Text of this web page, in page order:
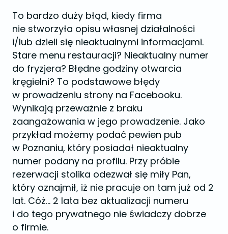
To bardzo duży błąd, kiedy firma
nie stworzyła opisu własnej działalności
i/lub dzieli się nieaktualnymi informacjami.
Stare menu restauracji? Nieaktualny numer
do fryzjera? Błędne godziny otwarcia
kręgielni? To podstawowe błędy
w prowadzeniu strony na Facebooku.
Wynikają przeważnie z braku
zaangażowania w jego prowadzenie. Jako
przykład możemy podać pewien pub
w Poznaniu, który posiadał nieaktualny
numer podany na profilu. Przy próbie
rezerwacji stolika odezwał się miły Pan,
który oznajmił, iż nie pracuje on tam już od 2
lat. Cóż… 2 lata bez aktualizacji numeru
i do tego prywatnego nie świadczy dobrze
o firmie.